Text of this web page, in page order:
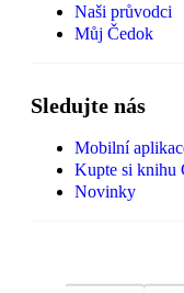
Naši průvodci
Můj Čedok
Sledujte nás
Mobilní
Kupte si knihu
Novinky